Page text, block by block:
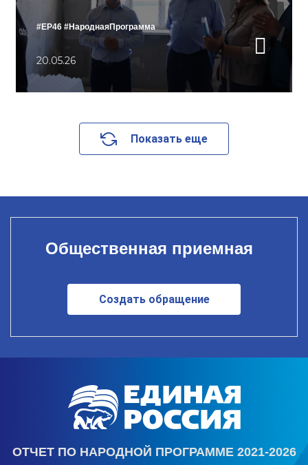
#ЕР46 #НароднаяПрограмма
20.05.26
Показать еще
Общественная приемная
Создать обращение
ОТЧЕТ ПО НАРОДНОЙ ПРОГРАММЕ 2021-2026